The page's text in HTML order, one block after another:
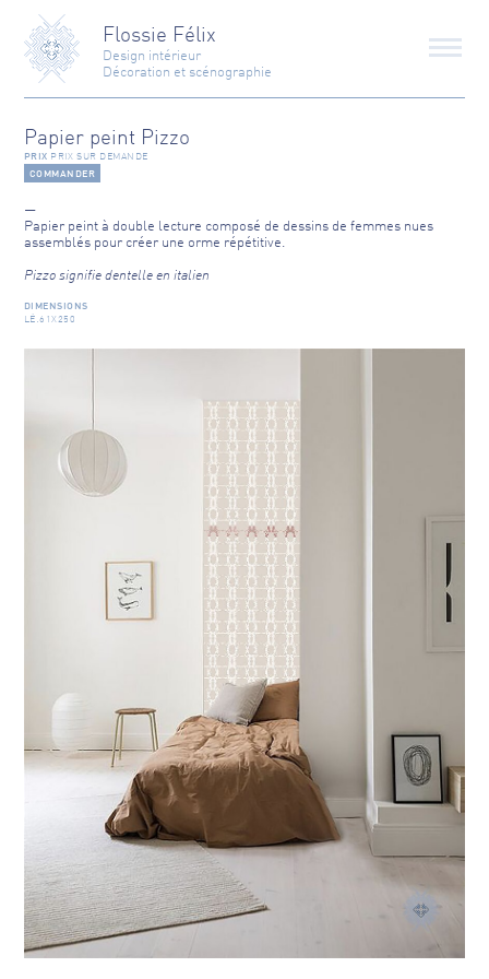
Flossie Félix
Design intérieur
Décoration et scénographie
Mobilier
Prestations
Regards
À propos
Papier peint Pizzo
PRIX PRIX SUR DEMANDE
COMMANDER
Papier peint à double lecture composé de dessins de femmes nues
assemblés pour créer une orme répétitive.
Pizzo signifie dentelle en italien
DIMENSIONS
LÉ:61X250